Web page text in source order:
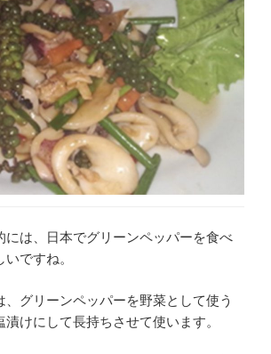
は、日本でグリーンペッパーを食べ
ですね。
グリーンペッパーを野菜として使う
けにして長持ちさせて使います。